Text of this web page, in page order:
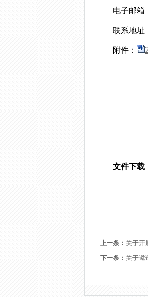
电子邮箱
联系地址
附件：
文件下载
上一条： 关于开
下一条： 关于邀